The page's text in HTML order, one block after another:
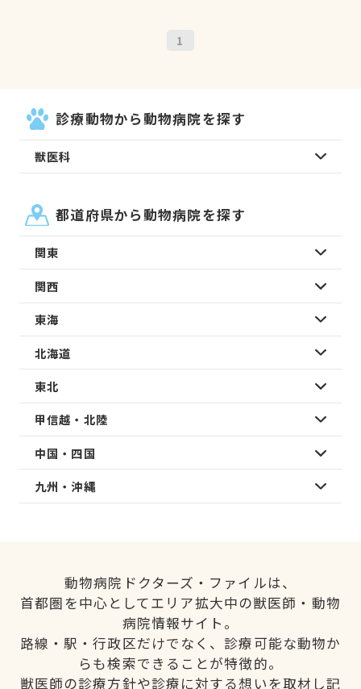
1
診療動物から動物病院を探す
獣医科
都道府県から動物病院を探す
関東
関西
東海
北海道
東北
甲信越・北陸
中国・四国
九州・沖縄
動物病院ドクターズ・ファイルは、
首都圏を中心としてエリア拡大中の獣医師・動物
病院情報サイト。
路線・駅・行政区だけでなく、診療可能な動物か
らも検索できることが特徴的。
獣医師の診療方針や診療に対する想いを取材し記